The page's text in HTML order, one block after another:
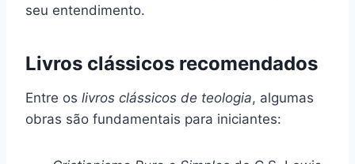
seu entendimento.
Livros clássicos recomendados
Entre os livros clássicos de teologia, algumas
obras são fundamentais para iniciantes: